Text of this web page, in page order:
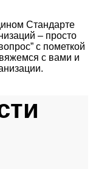
Стандарте
– просто
с пометкой
с вами и